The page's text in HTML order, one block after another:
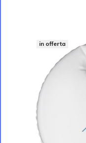
in offerta